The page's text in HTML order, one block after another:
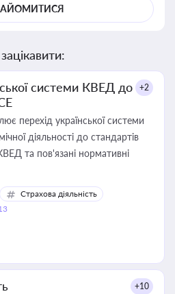
системи КВЕД до
+2
перехід української системи
діяльності до стандартів
та пов'язані нормативні
Страхова діяльність
+10